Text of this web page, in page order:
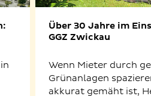
Über 30 Jahre im
GGZ Zwickau
Wenn Mieter durch
Grünanlagen
akkurat gemäht ist,